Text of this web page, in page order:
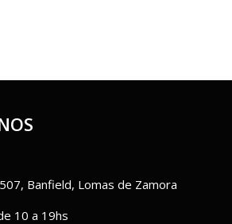
Banfield, Lomas de Zamora
10 a 19hs